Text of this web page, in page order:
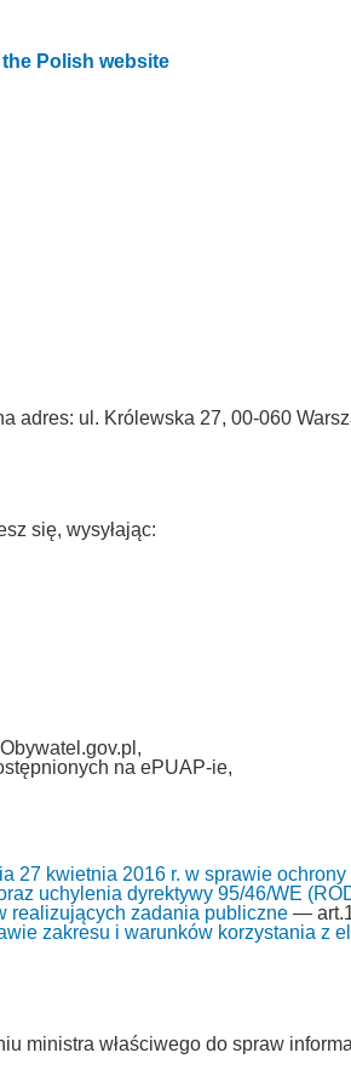
Polish website
adres: ul. Królewska 27, 00-060
się, wysyłając:
na ePUAP-ie,
27 kwietnia 2016 r. w sprawie
uchylenia dyrektywy 95/46/WE
realizujących zadania publiczne —
zakresu i warunków korzystania z
ministra właściwego do spraw